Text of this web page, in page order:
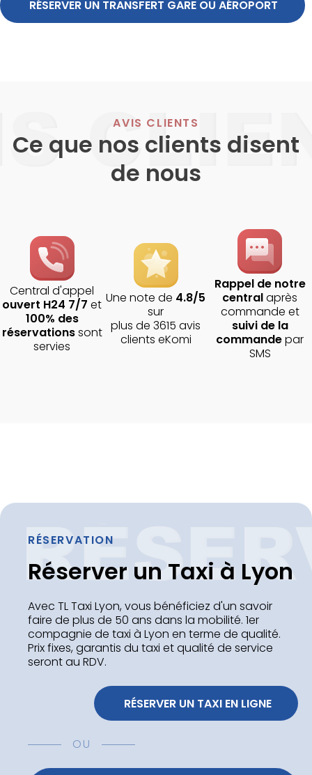
RÉSERVER UN TRANSFERT GARE OU AÉROPORT
AVIS CLIENTS
Ce que nos clients disent
de nous
Central d'appel
ouvert H24 7/7 et
100% des
réservationssont
servies
Une note de 4.8/5
sur
plus de 3615 avis
clients eKomi
Rappel de notre
centralaprès
commande et
suivi de la
commandepar
SMS
RÉSERVATION
Réserver un Taxi à Lyon
Avec TL Taxi Lyon, vous bénéficiez d'un savoir
faire de plus de 50 ans dans la mobilité. 1er
compagnie de taxi à Lyon en terme de qualité.
Prix fixes, garantis du taxi et qualité de service
seront au RDV.
RÉSERVER UN TAXI EN LIGNE
OU